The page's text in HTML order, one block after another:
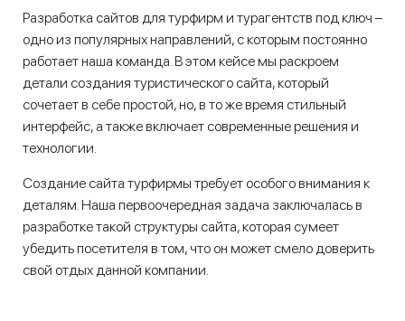
Разработка сайтов для турфирм и турагентств под ключ –
одно из популярных направлений, с которым постоянно
работает наша команда. В этом кейсе мы раскроем
детали создания туристического сайта, который
сочетает в себе простой, но, в то же время стильный
интерфейс, а также включает современные решения и
технологии.
Создание сайта турфирмы требует особого внимания к
деталям. Наша первоочередная задача заключалась в
разработке такой структуры сайта, которая сумеет
убедить посетителя в том, что он может смело доверить
свой отдых данной компании.